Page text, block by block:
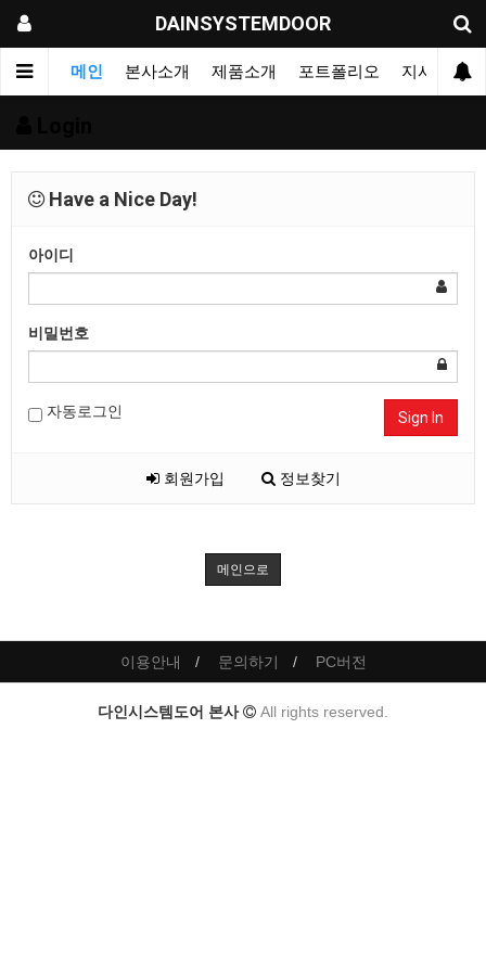
DAINSYSTEMDOOR
메인 본사소개 제품소개 포트폴리오 지사&대리
Have a Nice Day!
아이디
비밀번호
자동로그인 Sign In
회원가입 정보찾기
메인으로
이용안내 문의하기 PC버전
다인시스템도어 본사 All rights reserved.